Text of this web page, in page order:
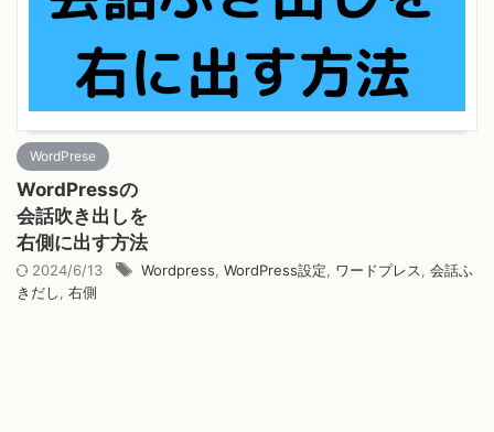
WordPrese
WordPressの
会話吹き出しを
右側に出す方法
2024/6/13 Wordpress WordPress設定 ワードプレス
会話ふ
きだし
右側